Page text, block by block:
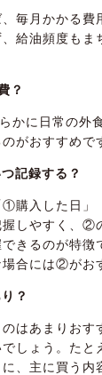
知って、自
毎月かかる
給油頻度も
？
かに日常の外
がおすすめで
記録する？
①購入した日
しやすく、②
きるのが特
合には②がお
？
はあまりお
しょう。た
、主に買う